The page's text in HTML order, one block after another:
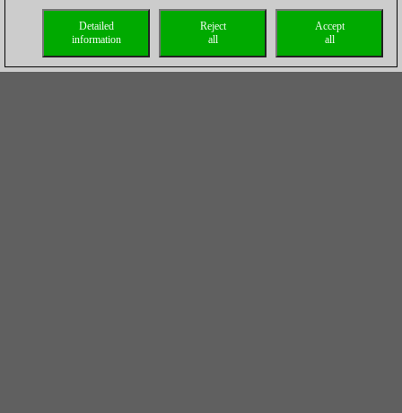
Accept
all
Reject
all
Detailed
information